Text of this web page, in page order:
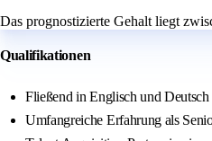
Das prognostizierte Gehalt liegt
Qualifikationen
Fließend in Englisch und
Umfangreiche Erfahrung als